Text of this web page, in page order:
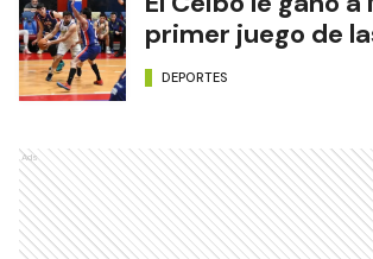
primer juego de
DEPORTES
Ads